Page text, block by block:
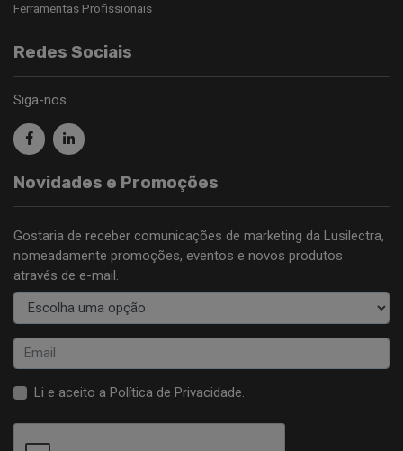
Ferramentas Profissionais
Redes Sociais
Siga-nos
Novidades e Promoções
Gostaria de receber comunicações de marketing da Lusilectra,
nomeadamente promoções, eventos e novos produtos
através de e-mail.
Li e aceito a Política de Privacidade.